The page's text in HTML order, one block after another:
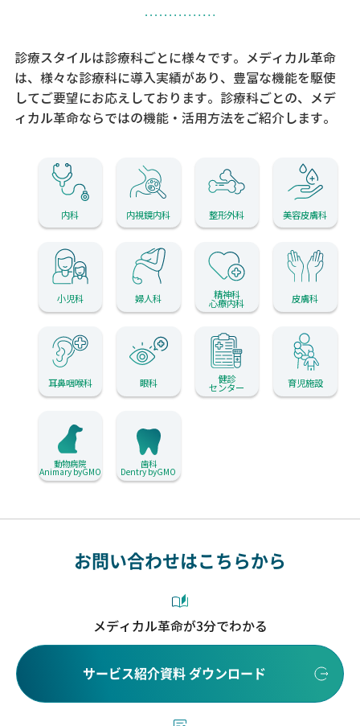
診療スタイルは診療科ごとに様々です。メディカル革命
は、様々な診療科に導入実績があり、 豊富な機能を駆使
してご要望にお応えしております。 診療科ごとの、メデ
ィカル革命ならではの機能・活用方法をご紹介します。
内科 内視鏡内科 整形外科 美容皮膚科
小児科 婦人科 精神科
心療内科 皮膚科
耳鼻咽喉科 眼科 健診
センター 育児施設
動物病院
Animary byGMO
歯科
Dentry byGMO
お問い合わせはこちらから
メディカル革命が3分でわかる
サービス紹介資料 ダウンロード